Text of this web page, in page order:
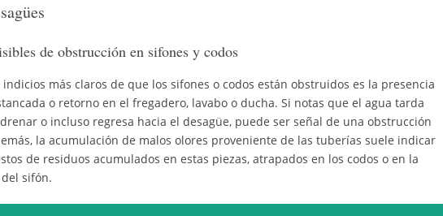
de obstrucción en sifones y codos
indicios más claros de que los sifones o codos están obstruidos es la presencia
o retorno en el fregadero, lavabo o ducha. Si notas que el agua tarda
o incluso regresa hacia el desagüe, puede ser señal de una obstrucción
la acumulación de malos olores proveniente de las tuberías suele indicar
de residuos acumulados en estas piezas, atrapados en los codos o en la
sifón.